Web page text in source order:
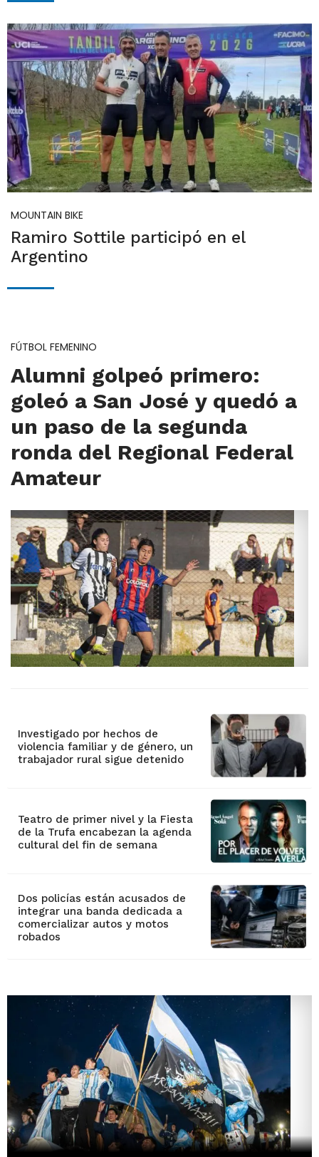
MOUNTAIN BIKE
Ramiro Sottile participó en el
Argentino
FÚTBOL FEMENINO
Alumni golpeó primero:
goleó a San José y quedó a
un paso de la segunda
ronda del Regional Federal
Amateur
Investigado por hechos de
violencia familiar y de género, un
trabajador rural sigue detenido
Teatro de primer nivel y la Fiesta
de la Trufa encabezan la agenda
cultural del fin de semana
Dos policías están acusados de
integrar una banda dedicada a
comercializar autos y motos
robados